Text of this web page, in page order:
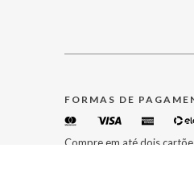
FORMAS DE
Compre em até dois